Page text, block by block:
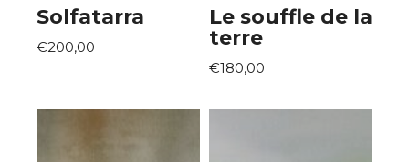
Solfatarra
€200,00
Le souffle de la
terre
€180,00